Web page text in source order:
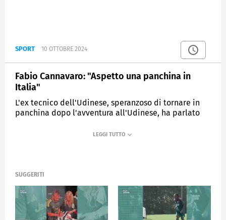
SPORT 10 OTTOBRE 2024
Fabio Cannavaro: "Aspetto una panchina in
Italia"
L'ex tecnico dell'Udinese, speranzoso di tornare in
panchina dopo l'avventura all'Udinese, ha parlato
SUGGERITI